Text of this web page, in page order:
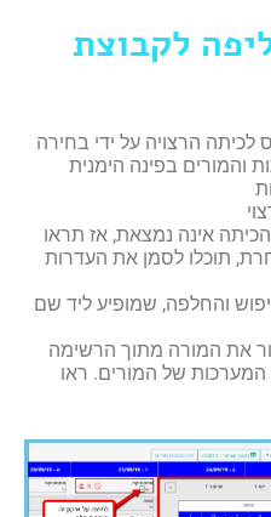
לקבוצת
לכיתה הרצויה על ידי בחירה
והמורים בפינה הימנית
אינה נמצאת, אז תראו
תוכלו לסמן את העדרות
והחלפה, שמופיע ליד שם
את המורה מתוך הרשימה
המערכות של המורים. ראו